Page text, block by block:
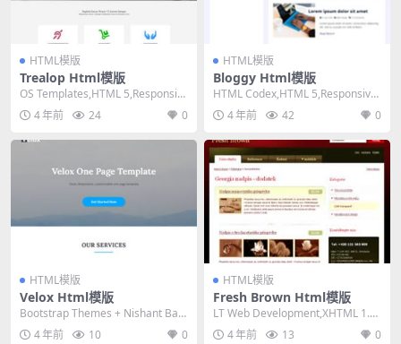
HTML模版
Trealop Html模版
OS Templates,HTML 5,Responsiv
e, 4 Column...
4 年前 24 0
HTML模版
Bloggy Html模版
HTML Codex,HTML 5,Responsive,
2 Columns,...
4 年前 42 0
HTML模版
Velox Html模版
Bootstrap Themes + Nishant Baz
zad,HTML 5...
4 年前 10 0
HTML模版
Fresh Brown Html模版
LT Web Development,XHTML 1.0
Strict,Fixe...
4 年前 13 0